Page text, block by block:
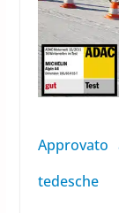
Approvato
tedesche